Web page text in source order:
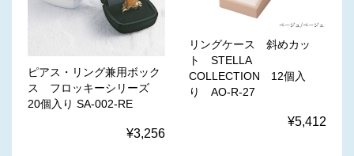
ピアス・リング兼用ボック
ス フロッキーシリーズ
20個入り SA-002-RE
¥3,256
リングケース 斜めカッ
ト STELLA
COLLECTION 12個入
り AO-R-27
¥5,412